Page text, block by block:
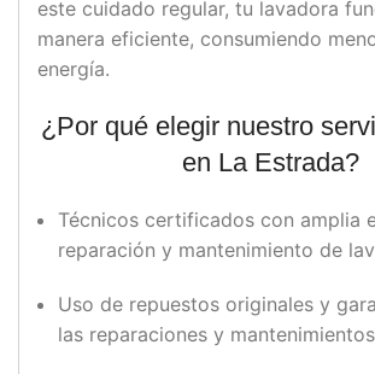
este cuidado regular, tu lavadora
manera eficiente, consumiendo
energía.
¿Por qué elegir nuestro
en La Estrada?
Técnicos certificados con amplia
reparación y mantenimiento de
Uso de repuestos originales y
las reparaciones y